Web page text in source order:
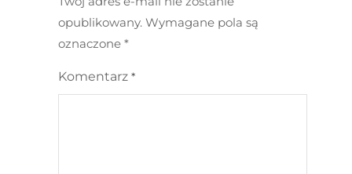
opublikowany. Wymagane pola są
oznaczone *
Komentarz *